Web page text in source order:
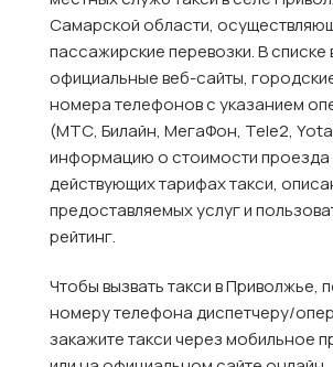
Самарской области,
пассажирские перевозки. В списке
официальные веб-сайты,
номера телефонов с указанием
(МТС, Билайн, МегаФон, Tele2,
информацию о стоимости проезда
действующих тарифах такси,
предоставляемых услуг и
рейтинг.
Чтобы вызвать такси в Приволжье,
номеру телефона диспетчеру/
закажите такси через мобильное